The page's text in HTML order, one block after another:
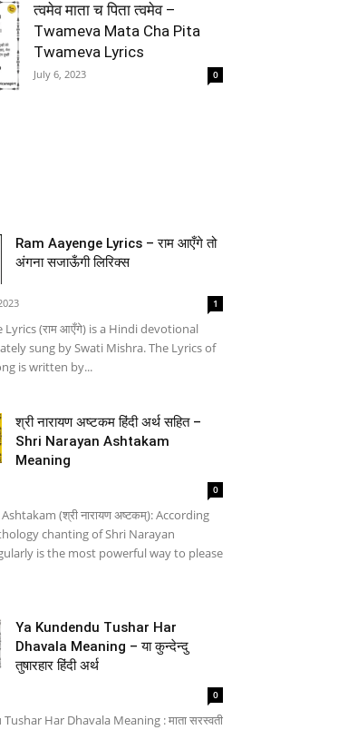
त्वमेव माता च पिता त्वमेव –
Twameva Mata Cha Pita
Twameva Lyrics
July 6, 2023 0
Ram Aayenge Lyrics – राम आएँगे तो
अंगना सजाऊँगी लिरिक्स
1
Lyrics (राम आएँगे) is a Hindi devotional
sung by Swati Mishra. The Lyrics of
is written by...
श्री नारायण अष्टकम हिंदी अर्थ सहित –
Shri Narayan Ashtakam
Meaning
0
(श्री नारायण अष्टकम्): According
chanting of Shri Narayan
is the most powerful way to please
Ya Kundendu Tushar Har
Dhavala Meaning – या कुन्देन्दु
तुषारहार हिंदी अर्थ
0
Har Dhavala Meaning : माता सरस्वती